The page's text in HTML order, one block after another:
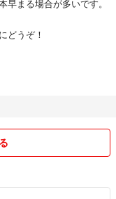
まる場合が多いです。
どうぞ！